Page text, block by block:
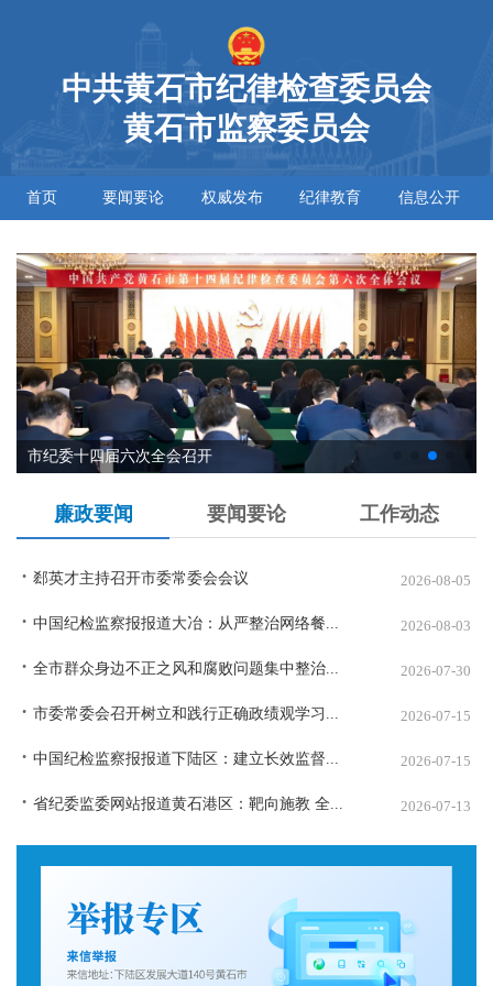
中共黄石市纪律检查委员会
黄石市监察委员会
首页 要闻要论 权威发布 纪律教育 信息公开
市纪委十四届六次全会召开
廉政要闻 要闻要论 工作动态
2026-08-05
郄英才主持召开市委常委会会议
2026-08-03
中国纪检监察报报道大冶：从严整治网络餐...
2026-07-30
全市群众身边不正之风和腐败问题集中整治...
2026-07-15
市委常委会召开树立和践行正确政绩观学习...
2026-07-15
中国纪检监察报报道下陆区：建立长效监督...
2026-07-13
省纪委监委网站报道黄石港区：靶向施教 全...